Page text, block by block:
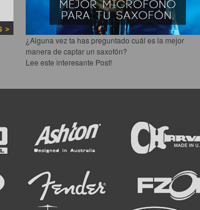
¿Alguna vez ta has preguntado cuál es la mejor
manera de captar un saxofón?
Lee este interesante Post!